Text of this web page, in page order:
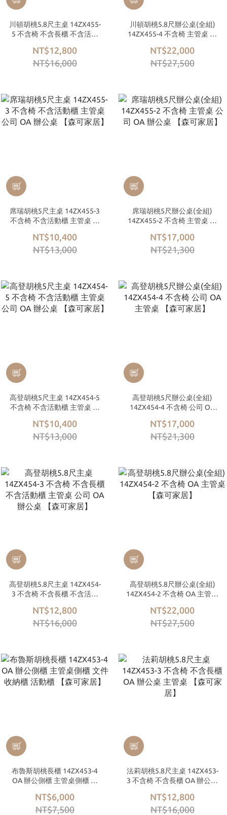
川頓胡桃5.8尺主桌 14ZX455-
5 不含椅 不含長櫃 不含活動
【森可家居】
NT$12,800
NT$16,000
川頓胡桃5.8尺辦公桌(全組)
14ZX455-4 不含椅 主管桌 公
NT$22,000
NT$27,500
席瑞胡桃5尺主桌 14ZX455-3
不含椅 不含活動櫃 主管桌 公
NT$10,400
NT$13,000
席瑞胡桃5尺辦公桌(全組)
14ZX455-2 不含椅 主管桌 公
NT$17,000
NT$21,300
高登胡桃5尺主桌 14ZX454-5
不含椅 不含活動櫃 主管桌 公
NT$10,400
NT$13,000
高登胡桃5尺辦公桌(全組)
14ZX454-4 不含椅 公司 OA
NT$17,000
NT$21,300
高登胡桃5.8尺主桌 14ZX454-
3 不含椅 不含長櫃 不含活動
【森可家居】
NT$12,800
NT$16,000
高登胡桃5.8尺辦公桌(全組)
14ZX454-2 不含椅 OA 主管桌
NT$22,000
NT$27,500
布魯斯胡桃長櫃 14ZX453-4
OA 辦公側櫃 主管桌側櫃 文
居】
NT$6,000
NT$7,500
法莉胡桃5.8尺主桌 14ZX453-
3 不含椅 不含長櫃 OA 辦公桌
NT$12,800
NT$16,000